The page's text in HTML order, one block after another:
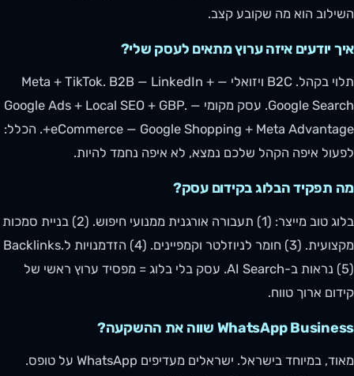
השילוב הוא מה שקובע קצב.
איך יודעים איזה ערוץ מתאים לעסק שלי?
תלוי בקהל. B2C ויזואלי — Meta + TikTok. B2B — LinkedIn +
Google Search. עסק מקומי — Google Ads + Local SEO + GBP.
eCommerce — Google Shopping + Meta Advantage+. הכלל:
לפעול איפה הקהל שלכם נמצא, לא איפה נחמד להיות.
מה תפקיד הבלוג בקידום עסק?
בלוג טוב מייצר: (1) תעבורה אורגנית ממנועי חיפוש. (2) בניית סמכות
מקצועית. (3) חומר לניוזלטר וקמפיינים. (4) הזדמנויות לBacklinks.
(5) נראות ב-AI Search. עסק בלי בלוג = מפסיד ערוץ ראשי של
קידום ארוך טווח.
WhatsApp Business שווה את ההשקעה?
מאוד, במיוחד בישראל. ישראלים מעדיפים WhatsApp על טופס.